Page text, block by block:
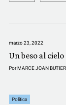
marzo 23, 2022
Un beso al
PorMARCE JOAN
Política